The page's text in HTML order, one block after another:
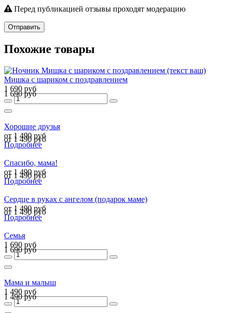
Перед публикацией отзывы проходят модерацию
Отправить
Похожие товары
Мишка с шариком с поздравлением
1 690 руб
1 690 руб
Хорошие друзья
от 1 490 руб
от 1 490 руб
Подробнее
Спасибо, мама!
от 1 490 руб
от 1 490 руб
Подробнее
Сердце в руках с ангелом (подарок маме)
от 1 490 руб
от 1 490 руб
Подробнее
Семья
1 690 руб
1 690 руб
Мама и малыш
1 490 руб
1 490 руб